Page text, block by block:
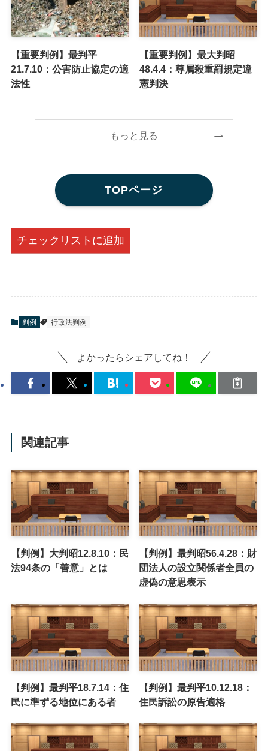
【重要判例】最判平
21.7.10：公害防止協定の適
法性
【重要判例】最大判昭
48.4.4：尊属殺重罰規定違
憲判決
もっと見る
TOPページ
チェックリストに追加
判例 行政法判例
よかったらシェアしてね！
関連記事
【判例】大判昭12.8.10：民
法94条の「善意」とは
【判例】最判昭56.4.28：財
団法人の設立関係者全員の
虚偽の意思表示
【判例】最判平18.7.14：住
民に準ずる地位にある者
【判例】最判平10.12.18：
住民訴訟の原告適格